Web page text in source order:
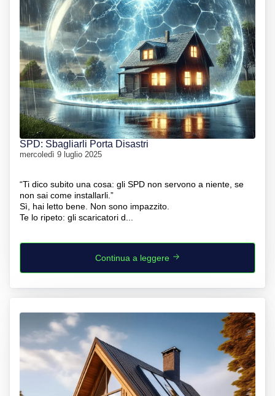
SPD: Sbagliarli Porta Disastri
mercoledì 9 luglio 2025
“Ti dico subito una cosa: gli SPD non servono a niente, se
non sai come installarli.”
Sì, hai letto bene. Non sono impazzito.
Te lo ripeto: gli scaricatori d...
Continua a leggere